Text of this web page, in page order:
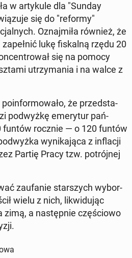
w ar­ty­ku­le dla "Sunday
się do "reformy"
Oznaj­mi­ła również, że
lukę fi­skal­ną rzędu 20
się na pomocy
utrzy­ma­nia i na walce z
że przed­sta­
pod­wyż­kę eme­ry­tur pań­
funtów rocznie — o 120 funtów
wy­ni­ka­ją­ca z in­fla­cji
Partię Pracy tzw. po­trój­nej
za­ufa­nie star­szych wy­bor­
wielu z nich, li­kwi­du­jąc
zimą, a na­stęp­nie czę­ścio­wo